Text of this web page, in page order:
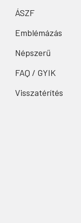
ÁSZF
Emblémázás
Népszerű
FAQ / GYIK
Visszatérítés